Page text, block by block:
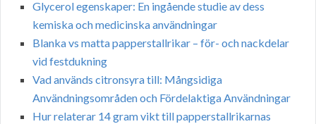
Glycerol egenskaper: En ingående studie av dess
kemiska och medicinska användningar
Blanka vs matta papperstallrikar – för- och nackdelar
vid festdukning
Vad används citronsyra till: Mångsidiga
Användningsområden och Fördelaktiga Användningar
Hur relaterar 14 gram vikt till papperstallrikarnas